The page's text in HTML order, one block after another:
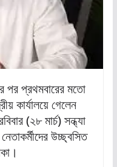
পর প্রথমবারের মতো
কার্যালয়ে গেলেন
(২৮ মার্চ) সন্ধ্যা
উচ্ছ্বসিত